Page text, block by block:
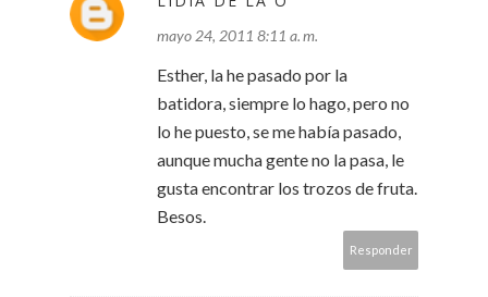
mayo 24, 2011 8:11 a. m.
Esther, la he pasado por la
batidora, siempre lo hago, pero no
lo he puesto, se me había pasado,
aunque mucha gente no la pasa, le
gusta encontrar los trozos de fruta.
Besos.
Responder